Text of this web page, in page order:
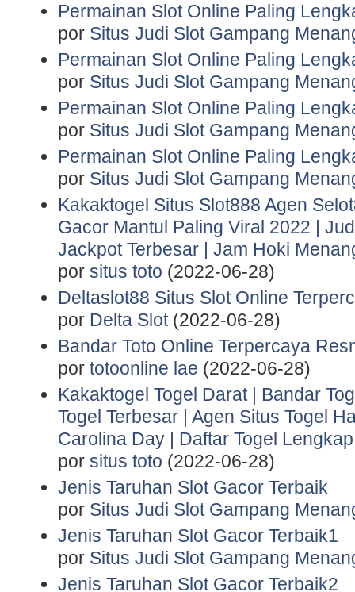
Permainan Slot Online Paling
por Situs Judi Slot Gampang
Permainan Slot Online Paling
por Situs Judi Slot Gampang
Permainan Slot Online Paling
por Situs Judi Slot Gampang
Permainan Slot Online Paling
por Situs Judi Slot Gampang
Kakaktogel Situs Slot888 Agen
Gacor Mantul Paling Viral 2022 |
Jackpot Terbesar | Jam Hoki
por situs toto (2022-06-28)
Deltaslot88 Situs Slot Online
por Delta Slot(2022-06-28)
Bandar Toto Online Terpercaya
por totoonline lae (2022-06-28)
Kakaktogel Togel Darat | Bandar
Togel Terbesar | Agen Situs Togel
Carolina Day | Daftar Togel
por situs toto (2022-06-28)
Jenis Taruhan Slot Gacor Terbaik
por Situs Judi Slot Gampang
Jenis Taruhan Slot Gacor Terbaik1
por Situs Judi Slot Gampang
Jenis Taruhan Slot Gacor Terbaik2